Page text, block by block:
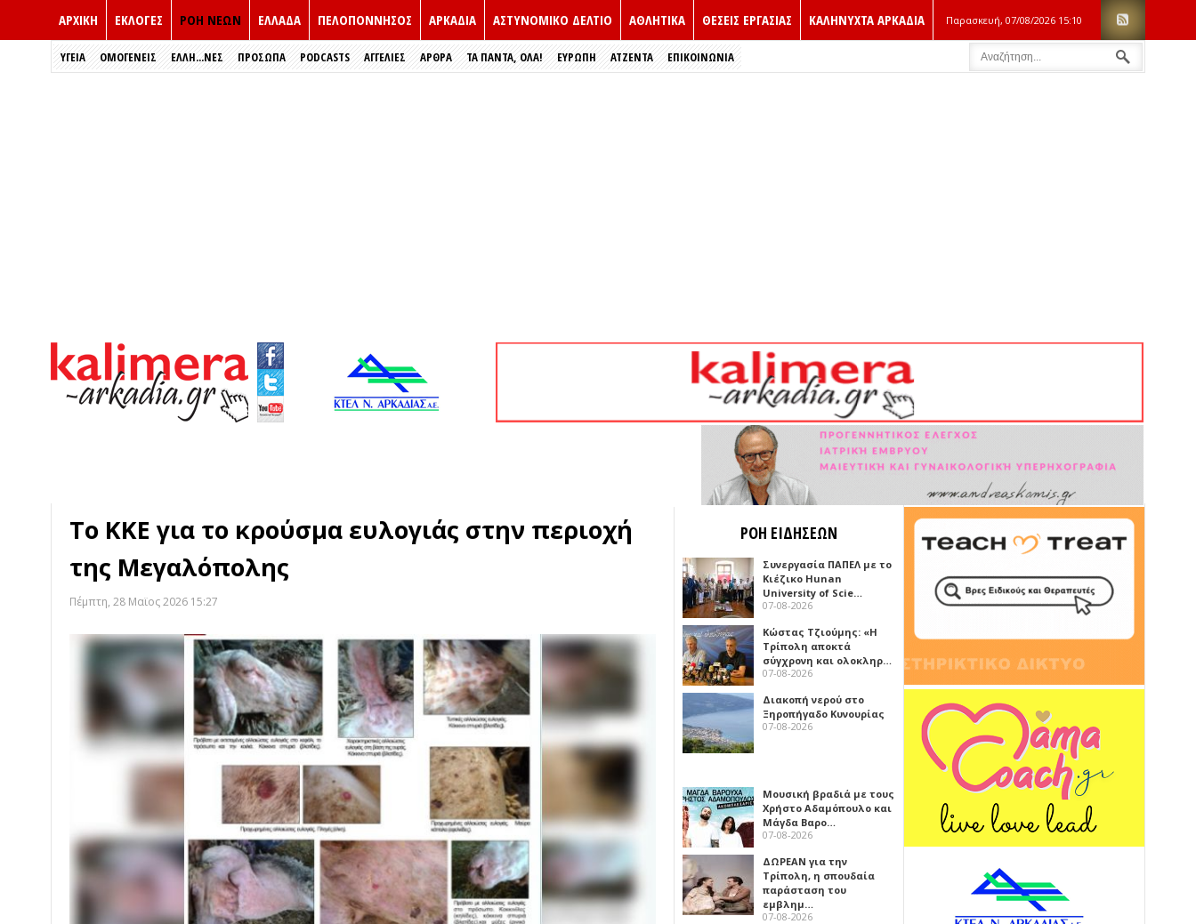
ΑΡΧΙΚΗ ΕΚΛΟΓΈΣ ΡΟΗ ΝΕΩΝ ΕΛΛΑΔΑ ΠΕΛΟΠΟΝΝΗΣΟΣ ΑΡΚΑΔΙΑ ΑΣΤΥΝΟΜΙΚΟ ΔΕΛΤΙΟ ΑΘΛΗΤΙΚΑ ΘΕΣΕΙΣ ΕΡΓΑΣΙΑΣ ΚΑΛΗΝΥΧΤΑ ΑΡΚΑΔΙΑ Παρασκευή, 07/08/2026 15:10
ΥΓΕΙΑ ΟΜΟΓΕΝΕΙΣ ΈΛΛΗ...ΝΕΣ ΠΡΌΣΩΠΑ PODCASTS ΑΓΓΕΛΙΕΣ ΑΡΘΡΑ ΤΑ ΠΑΝΤΑ, ΟΛΑ! ΕΥΡΏΠΗ ΑΤΖΕΝΤΑ ΕΠΙΚΟΙΝΩΝΙΑ
Το ΚΚΕ για το κρούσμα ευλογιάς στην περιοχή
της Μεγαλόπολης
Πέμπτη, 28 Μαϊος 2026 15:27
ΡΟΗ ΕΙΔΗΣΕΩΝ
Συνεργασία ΠΑΠΕΛ με το
Κιέζικο Hunan
University of Scie…
07-08-2026
Κώστας Τζιούμης: «Η
Τρίπολη αποκτά
σύγχρονη και ολοκληρ…
07-08-2026
Διακοπή νερού στο
Ξηροπήγαδο Κυνουρίας
07-08-2026
Μουσική βραδιά με τους
Χρήστο Αδαμόπουλο και
Μάγδα Βαρο…
07-08-2026
ΔΩΡΕΑΝ για την
Τρίπολη, η σπουδαία
παράσταση του
εμβλημ…
07-08-2026